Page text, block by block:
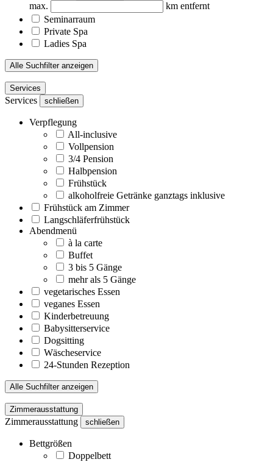
max.
km entfernt
Seminarraum
Private Spa
Ladies Spa
Alle Suchfilter anzeigen
Services
Services schließen
Verpflegung
All-inclusive
Vollpension
3/4 Pension
Halbpension
Frühstück
alkoholfreie Getränke ganztags inklusive
Frühstück am Zimmer
Langschläferfrühstück
Abendmenü
à la carte
Buffet
3 bis 5 Gänge
mehr als 5 Gänge
vegetarisches Essen
veganes Essen
Kinderbetreuung
Babysitterservice
Dogsitting
Wäscheservice
24-Stunden Rezeption
Alle Suchfilter anzeigen
Zimmerausstattung
Zimmerausstattung schließen
Bettgrößen
Doppelbett